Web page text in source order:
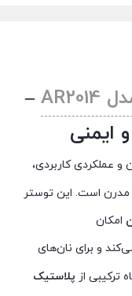
–
ایمنی
و عملکردی کاربردی،
مدرن است. این توستر
امکان
و برای نان‌های
ترکیبی از پلاستیک